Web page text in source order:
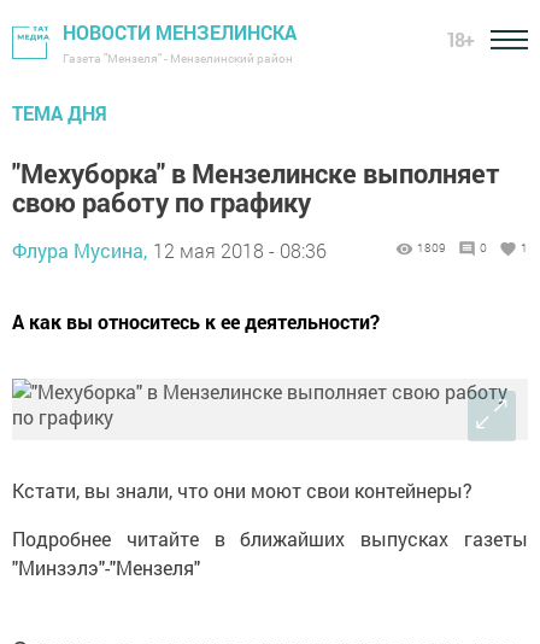
НОВОСТИ МЕНЗЕЛИНСКА
Газета "Мензеля" - Мензелинский район
18+
ТЕМА ДНЯ
"Мехуборка" в Мензелинске выполняет
свою работу по графику
Флура Мусина, 12 мая 2018 - 08:36 1809 0 1
А как вы относитесь к ее деятельности?
Кстати, вы знали, что они моют свои контейнеры?
Подробнее читайте в ближайших выпусках газеты
"Минзэлэ"-"Мензеля"